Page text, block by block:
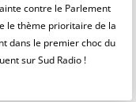
contre le Parlement
le thème prioritaire de la
dans le premier choc du
sur Sud Radio !